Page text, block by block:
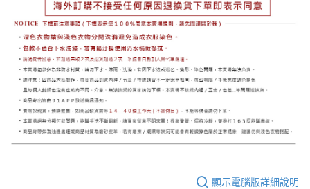
顯示電腦版詳細說明